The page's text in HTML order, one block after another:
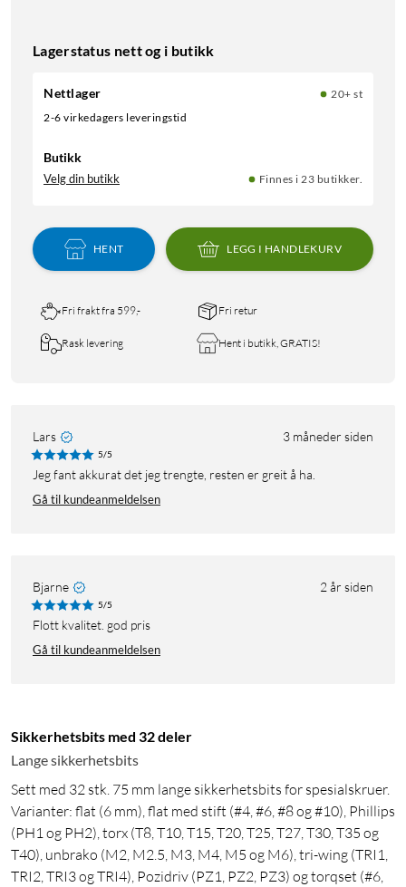
Lagerstatus nett og i butikk
Nettlager
20+ st
2-6 virkedagers leveringstid
Butikk
Velg din butikk Finnes i 23 butikker.
HENT LEGG I HANDLEKURV
Fri frakt fra 599,- Fri retur
Rask levering Hent i butikk, GRATIS!
Lars 3 måneder siden
5/5
Jeg fant akkurat det jeg trengte, resten er greit å ha.
Gå til kundeanmeldelsen
Bjarne 2 år siden
5/5
flott kvalitet. god pris
Gå til kundeanmeldelsen
Sikkerhetsbits med 32 deler
Lange sikkerhetsbits
Sett med 32 stk. 75 mm lange sikkerhetsbits for spesialskruer.
Varianter: flat (6 mm), flat med stift (#4, #6, #8 og #10), Phillips
(PH1 og PH2), torx (T8, T10, T15, T20, T25, T27, T30, T35 og
T40), unbrako (M2, M2.5, M3, M4, M5 og M6), tri-wing (TRI1,
TRI2, TRI3 og TRI4), Pozidriv (PZ1, PZ2, PZ3) og torqset (#6,